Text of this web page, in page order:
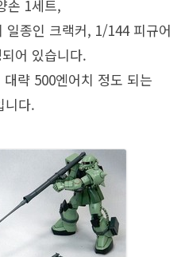
손 1세트,
일종인 크랙커, 1/144 피규어
어 있습니다.
략 500엔어치 정도 되는
니다.